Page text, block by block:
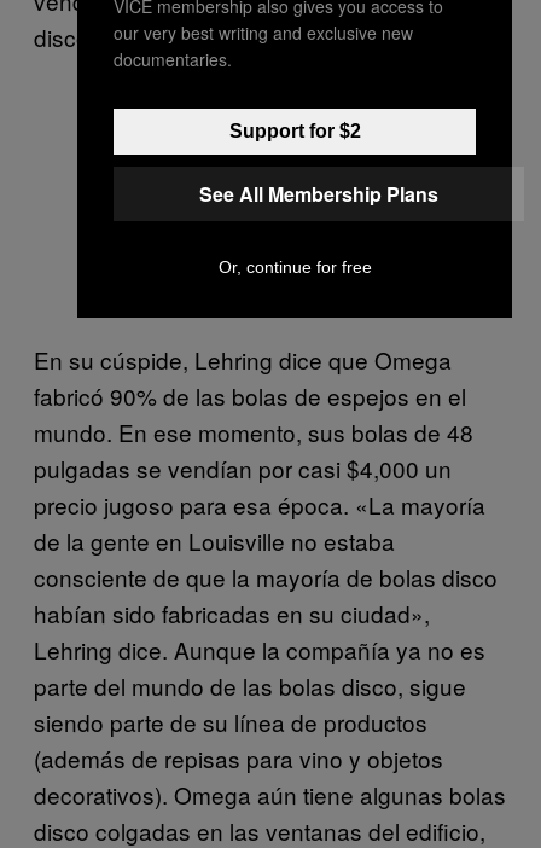
disco a otros fabricantes».
Un juego de bolas disco vendido en
la actualidad por Omega National
En su cúspide, Lehring dice que Omega
fabricó 90% de las bolas de espejos en el
mundo. En ese momento, sus bolas de 48
pulgadas se vendían por casi $4,000 un
precio jugoso para esa época. «La mayoría
de la gente en Louisville no estaba
consciente de que la mayoría de bolas disco
habían sido fabricadas en su ciudad»,
Lehring dice. Aunque la compañía ya no es
parte del mundo de las bolas disco, sigue
siendo parte de su línea de productos
(además de repisas para vino y objetos
decorativos). Omega aún tiene algunas bolas
disco colgadas en las ventanas del edificio,
VICE membership also gives you access to
our very best writing and exclusive new
documentaries.
Support for $2
See All Membership Plans
Or, continue for free